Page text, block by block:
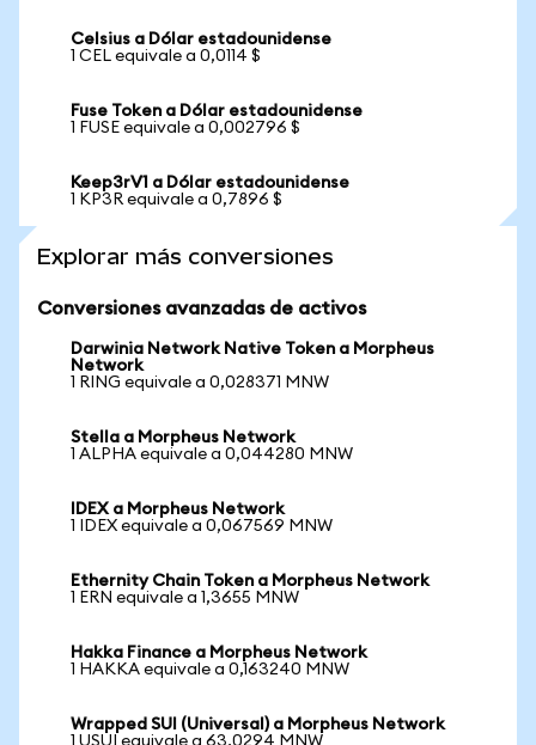
Celsius a Dólar estadounidense
1 CEL equivale a 0,0114 $
Fuse Token a Dólar estadounidense
1 FUSE equivale a 0,002796 $
Keep3rV1 a Dólar estadounidense
1 KP3R equivale a 0,7896 $
Explorar más conversiones
Conversiones avanzadas de activos
Darwinia Network Native Token a Morpheus
Network
1 RING equivale a 0,028371 MNW
Stella a Morpheus Network
1 ALPHA equivale a 0,044280 MNW
IDEX a Morpheus Network
1 IDEX equivale a 0,067569 MNW
Ethernity Chain Token a Morpheus Network
1 ERN equivale a 1,3655 MNW
Hakka Finance a Morpheus Network
1 HAKKA equivale a 0,163240 MNW
Wrapped SUI (Universal) a Morpheus Network
1 USUI equivale a 63,0294 MNW